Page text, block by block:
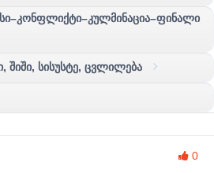
შიში, სისუსტე, ცვლილება
0